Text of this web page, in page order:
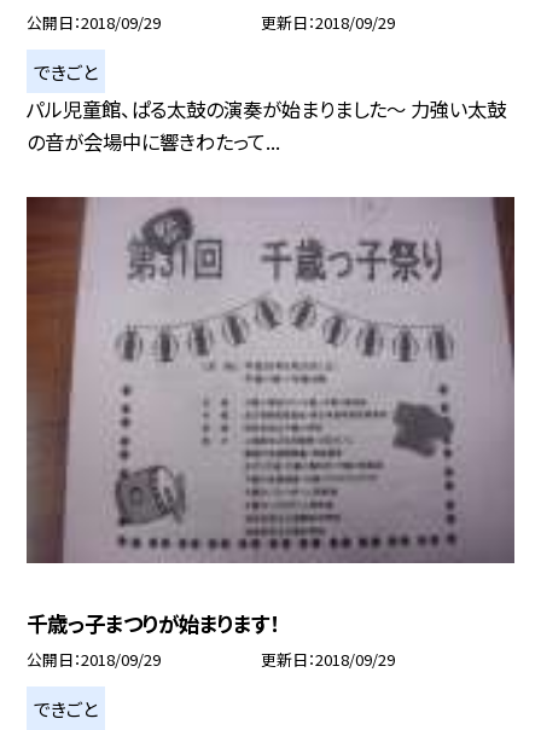
公開日 2018/09/29 更新日 2018/09/29
できごと
パル児童館、ぱる太鼓の演奏が始まりました〜 力強い太鼓
の音が会場中に響きわたって...
千歳っ子まつりが始まります！
公開日 2018/09/29 更新日 2018/09/29
できごと